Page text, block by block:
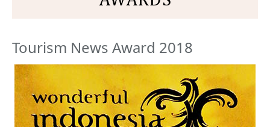
Tourism News Award 2018